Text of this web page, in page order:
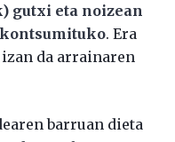
gutxi eta noizean
. Era
da arrainaren
barruan dieta